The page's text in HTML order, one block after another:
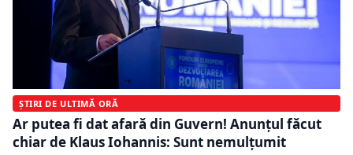
ȘTIRI DE ULTIMĂ ORĂ
Ar putea fi dat afară din Guvern! Anunțul făcut
chiar de Klaus Iohannis: Sunt nemulțumit